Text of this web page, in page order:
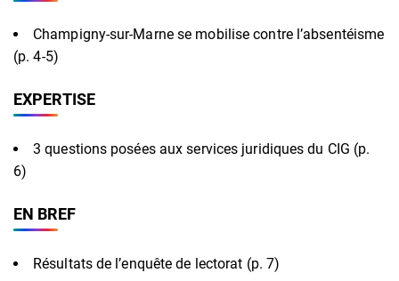
Champigny-sur-Marne se mobilise contre l’absentéisme
(p. 4-5)
EXPERTISE
3 questions posées aux services juridiques du CIG (p.
6)
EN BREF
Résultats de l’enquête de lectorat (p. 7)